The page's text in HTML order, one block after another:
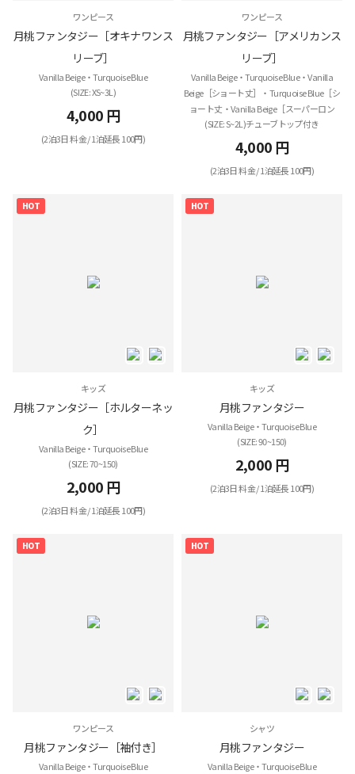
ワンピース
月桃ファンタジー［オキナワンス
リーブ］
Vanilla Beige・Turquoise Blue
(SIZE: XS~3L)
4,000 円
(2泊3日 料金 / 1泊延長 100円)
ワンピース
月桃ファンタジー［アメリカンス
リーブ］
Vanilla Beige・Turquoise Blue・Vanilla
Beige［ショート丈］・Turquoise Blue［シ
ョート丈・Vanilla Beige［スーパーロン
(SIZE: S~2L)チューブトップ付き
4,000 円
(2泊3日 料金 / 1泊延長 100円)
HOT
キッズ
月桃ファンタジー［ホルターネッ
ク］
Vanilla Beige・Turquoise Blue
(SIZE: 70~150)
2,000 円
(2泊3日 料金 / 1泊延長 100円)
HOT
キッズ
月桃ファンタジー
Vanilla Beige・Turquoise Blue
(SIZE: 90~150)
2,000 円
(2泊3日 料金 / 1泊延長 100円)
HOT
ワンピース
月桃ファンタジー［袖付き］
Vanilla Beige・Turquoise Blue
HOT
シャツ
月桃ファンタジー
Vanilla Beige・Turquoise Blue